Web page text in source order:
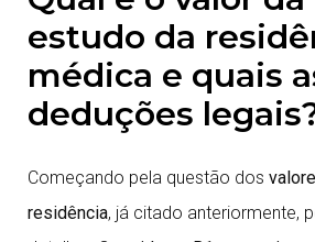
estudo da
médica e quais
deduções
Começando pela questão dos
residência, já citado anteriormente,